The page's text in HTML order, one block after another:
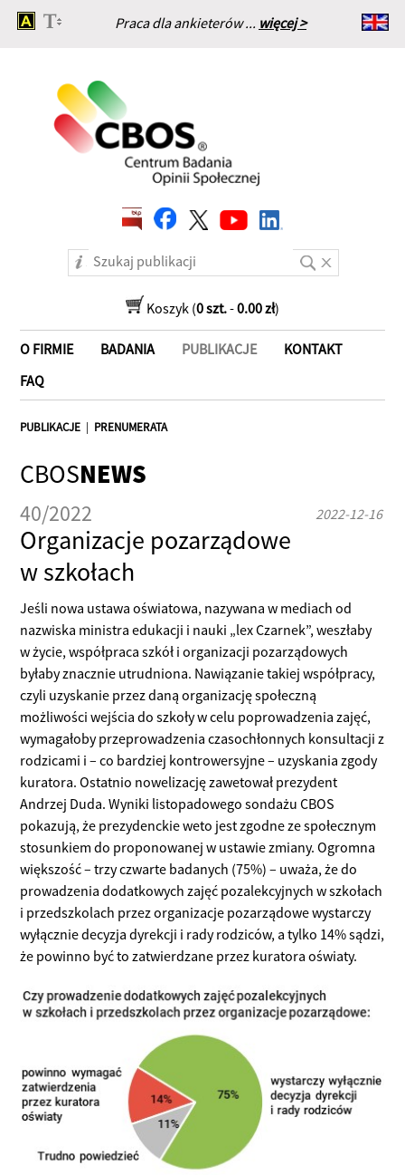
Praca dla ankieterów ... więcej >
Strona główna
Koszyk (0 szt.-0.00 zł)
O FIRMIE BADANIA PUBLIKACJE
KONTAKT
FAQ
PUBLIKACJE | PRENUMERATA
CBOSNEWS
40/2022 2022-12-16
Organizacje pozarządowe
w szkołach
Jeśli nowa ustawa oświatowa, nazywana w mediach od
nazwiska ministra edukacji i nauki „lex Czarnek”, weszłaby
w życie, współpraca szkół i organizacji pozarządowych
byłaby znacznie utrudniona. Nawiązanie takiej współpracy,
czyli uzyskanie przez daną organizację społeczną
możliwości wejścia do szkoły w celu poprowadzenia zajęć,
wymagałoby przeprowadzenia czasochłonnych konsultacji z
rodzicami i – co bardziej kontrowersyjne – uzyskania zgody
kuratora. Ostatnio nowelizację zawetował prezydent
Andrzej Duda. Wyniki listopadowego sondażu CBOS
pokazują, że prezydenckie weto jest zgodne ze społecznym
stosunkiem do proponowanej w ustawie zmiany. Ogromna
większość – trzy czwarte badanych (75%) – uważa, że do
prowadzenia dodatkowych zajęć pozalekcyjnych w szkołach
i przedszkolach przez organizacje pozarządowe wystarczy
wyłącznie decyzja dyrekcji i rady rodziców, a tylko 14% sądzi,
że powinno być to zatwierdzane przez kuratora oświaty.